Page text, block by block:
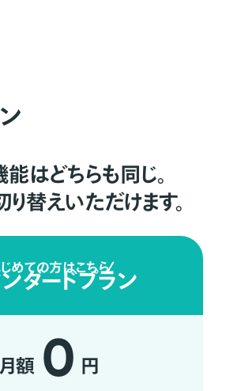
はどちらも同じ。
替えいただけます。
めての方はこちら
ダードプラン
月額 0 円